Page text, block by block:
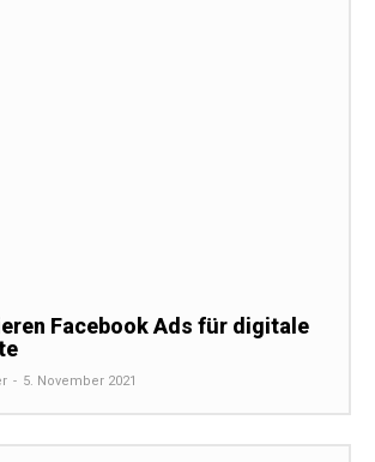
Facebook Ads für digitale
- 5. November 2021